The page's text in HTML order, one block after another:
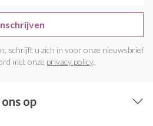
schrijft u zich in voor onze nieuwsbrief
met onze privacy policy.
op